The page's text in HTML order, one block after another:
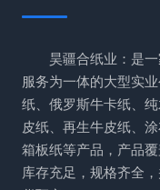
昊疆合纸业：是
服务为一体的大型实
纸、俄罗斯牛卡纸、
皮纸、再生牛皮纸、
箱板纸等产品，产品
库存充足，规格齐全